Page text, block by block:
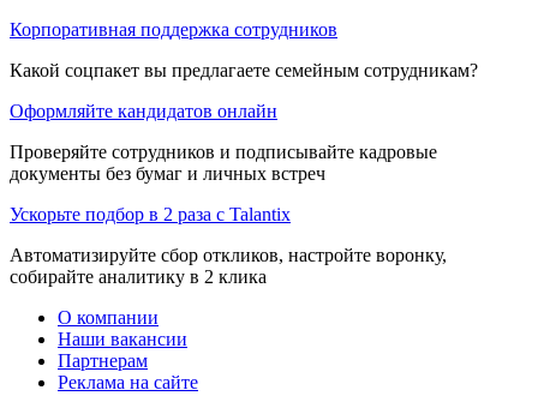
Корпоративная поддержка сотрудников
Какой соцпакет вы предлагаете семейным сотрудникам?
Оформляйте кандидатов онлайн
Проверяйте сотрудников и подписывайте кадровые
документы без бумаг и личных встреч
Ускорьте подбор в 2 раза с Talantix
Автоматизируйте сбор откликов, настройте воронку,
собирайте аналитику в 2 клика
О компании
Наши вакансии
Партнерам
Реклама на сайте